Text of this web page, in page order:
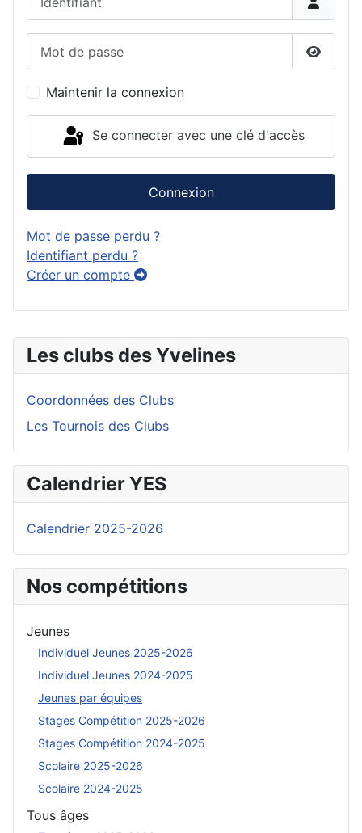
Les clubs des Yvelines
Coordonnées des Clubs
Les Tournois des Clubs
Calendrier YES
Calendrier 2025-2026
Nos compétitions
Jeunes
Individuel Jeunes 2025-2026
Individuel Jeunes 2024-2025
Jeunes par équipes
Stages Compétition 2025-2026
Stages Compétition 2024-2025
Scolaire 2025-2026
Scolaire 2024-2025
Tous âges
Maintenir la connexion
Se connecter avec une clé d'accès
Connexion
Mot de passe perdu ?
Identifiant perdu ?
Créer un compte